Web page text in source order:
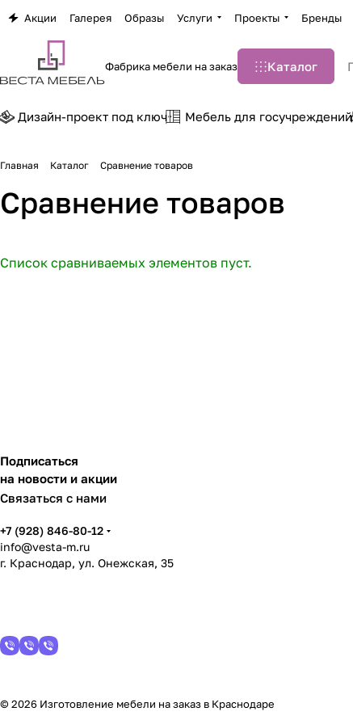
Акции Галерея Образы Услуги Проекты Бренды
Фабрика мебели на заказ Каталог
Дизайн-проект под ключ Мебель для госучреждений
Главная Каталог Сравнение товаров
Сравнение товаров
Список сравниваемых элементов пуст.
Подписаться
на новости и акции
Связаться с нами
+7 (928) 846-80-12
info@vesta-m.ru
г. Краснодар, ул. Онежская, 35
© 2026 Изготовление мебели на заказ в Краснодаре